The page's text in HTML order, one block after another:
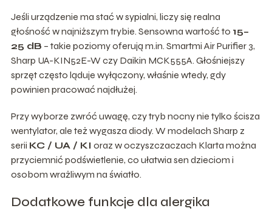
Jeśli urządzenie ma stać w sypialni, liczy się realna
głośność w najniższym trybie. Sensowna wartość to 15–
25 dB – takie poziomy oferują m.in. Smartmi Air Purifier 3,
Sharp UA-KIN52E-W czy Daikin MCK555A. Głośniejszy
sprzęt często ląduje wyłączony, właśnie wtedy, gdy
powinien pracować najdłużej.
Przy wyborze zwróć uwagę, czy tryb nocny nie tylko ścisza
wentylator, ale też wygasza diody. W modelach Sharp z
serii KC / UA / KI oraz w oczyszczaczach Klarta można
przyciemnić podświetlenie, co ułatwia sen dzieciom i
osobom wrażliwym na światło.
Dodatkowe funkcje dla alergika